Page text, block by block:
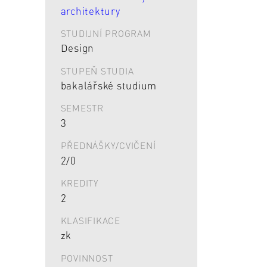
architektury
STUDIJNÍ PROGRAM
Design
STUPEŇ STUDIA
bakalářské studium
SEMESTR
3
PŘEDNÁŠKY/CVIČENÍ
2/0
KREDITY
2
KLASIFIKACE
zk
POVINNOST